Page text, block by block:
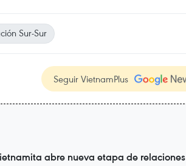
Sur-Sur
Seguir VietnamPlus
abre nueva etapa de relaciones